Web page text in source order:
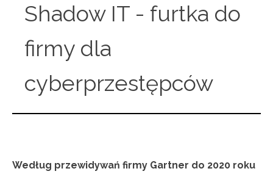
Shadow IT - furtka do
firmy dla
cyberprzestępców
Według przewidywań firmy Gartner do 2020 roku